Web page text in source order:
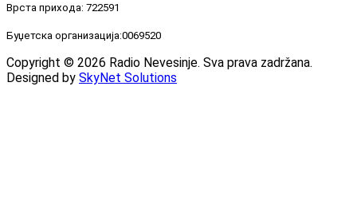
Врста прихода: 722591
Буџетска организација:0069520
Copyright © 2026 Radio Nevesinje. Sva prava zadržana.
Designed by SkyNet Solutions